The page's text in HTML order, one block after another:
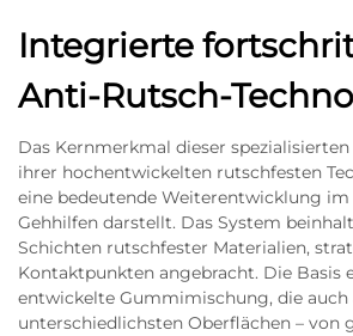
Integrierte
Anti-Rutsch-
Das Kernmerkmal dieser
ihrer hochentwickelten rutschfesten
eine bedeutende Weiterentwicklung im
Gehhilfen darstellt. Das System
Schichten rutschfester Materialien,
Kontaktpunkten angebracht. Die Basis
entwickelte Gummimischung, die auch
unterschiedlichsten Oberflächen – von